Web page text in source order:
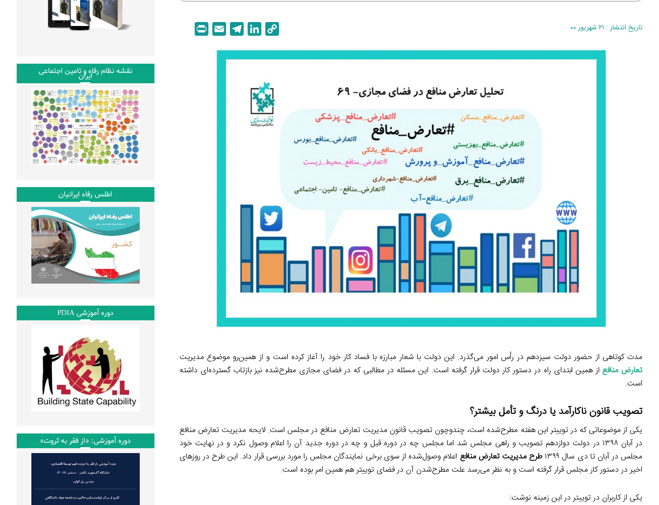
تاریخ انتشار : ۲۱ شهریور ۰۰
p
L
i
n
k
n
l
مدت کوتاهی از حضور دولت سیزدهم در رأس امور می‌گذرد. این دولت با شعار مبارزه با فساد کار خود را آغاز کرده است و از همین‌رو موضوع مدیریت
تعارض منافع از همین ابتدای راه در دستور کار دولت قرار گرفته است. این مسئله در مطالبی که در فضای مجازی مطرح‌شده نیز بازتاب گسترده‌ای داشته
است.
تصویب قانون ناکارآمد یا درنگ و تأمل بیشتر؟
یکی از موضوعاتی که در توییتر این هفته مطرح‌شده است، چندوچون تصویب قانون مدیریت تعارض منافع در مجلس است. لایحه مدیریت تعارض منافع
در آبان ۱۳۹۸ در دولت دوازدهم تصویب و راهی مجلس شد اما مجلس چه در دوره قبل و چه در دوره جدید آن را اعلام وصول نکرد و در نهایت خود
مجلس در آبان تا دی سال ۱۳۹۹
طرح مدیریت تعارض منافع اعلام وصول‌شده از سوی برخی نمایندگان مجلس را مورد بررسی قرار داد. این طرح در روزهای
اخیر در دستور کار مجلس قرار گرفته است و به نظر می‌رسد علت مطرح‌شدن آن در فضای توییتر هم همین امر بوده است.
یکی از کاربران در توییتر در این زمینه نوشت:
نقشه نظام رفاه و تامین اجتماعی
ایران
اطلس رفاه ایرانیان
دوره آموزشی PDIA
دوره آموزشی: «از فقر به ثروت»